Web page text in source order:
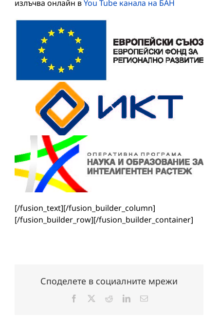
излъчва онлайн вYou Tube канала на БАН
[/fusion_text][/fusion_builder_column]
[/fusion_builder_row][/fusion_builder_container]
Споделете в социалните мрежи
Facebook RedditLinkedInЕлектронна